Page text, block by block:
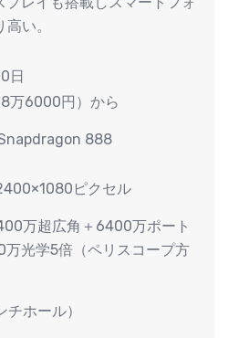
い。
日
万6000円）から
888
ピクセル
万超広角＋6400万ポート
万光学5倍（ペリスコープ方
ホール）